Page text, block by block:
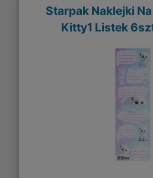
Starpak Naklejki
Kitty1 Listek